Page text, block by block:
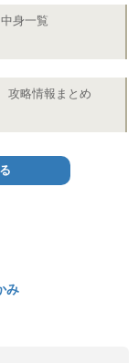
身一覧
攻略情報まとめ
み